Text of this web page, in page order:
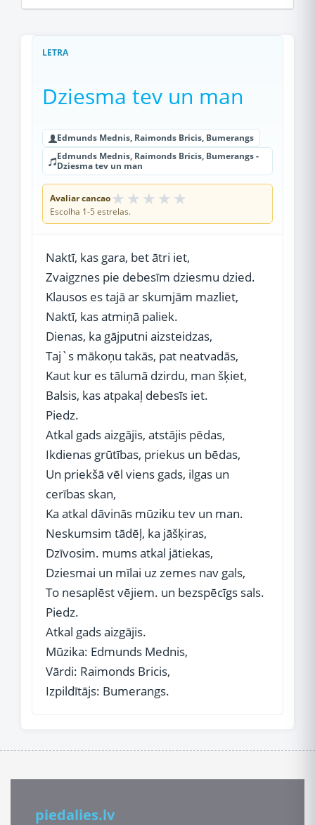
LETRA
Dziesma tev un man
Edmunds Mednis, Raimonds Bricis, Bumerangs
Edmunds Mednis, Raimonds Bricis, Bumerangs -
Dziesma tev un man
Avaliar cancao★ ★ ★ ★ ★
Escolha 1-5 estrelas.
Naktī, kas gara, bet ātri iet,
Zvaigznes pie debesīm dziesmu dzied.
Klausos es tajā ar skumjām mazliet,
Naktī, kas atmiņā paliek.
Dienas, ka gājputni aizsteidzas,
Taj`s mākoņu takās, pat neatvadās,
Kaut kur es tālumā dzirdu, man šķiet,
Balsis, kas atpakaļ debesīs iet.
Piedz.
Atkal gads aizgājis, atstājis pēdas,
Ikdienas grūtības, priekus un bēdas,
Un priekšā vēl viens gads, ilgas un
cerības skan,
Ka atkal dāvinās mūziku tev un man.
Neskumsim tādēļ, ka jāšķiras,
Dzīvosim. mums atkal jātiekas,
Dziesmai un mīlai uz zemes nav gals,
To nesaplēst vējiem. un bezspēcīgs sals.
Piedz.
Atkal gads aizgājis.
Mūzika: Edmunds Mednis,
Vārdi: Raimonds Bricis,
Izpildītājs: Bumerangs.
piedalies.lv